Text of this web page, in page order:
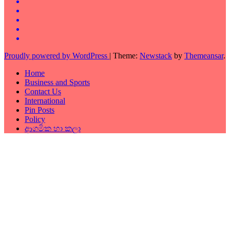
Proudly powered by WordPress Theme: Newstack by Themeansar.
Home
Business and Sports
Contact Us
International
Pin Posts
Policy
ආගමික හා කලා